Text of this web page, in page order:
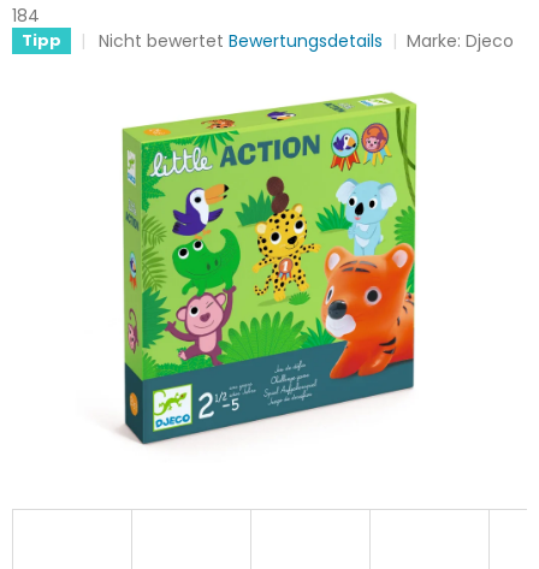
184
Tipp
Die
0,0
von
Sternen.
Nicht bewertet Bewertungsdetails Marke: Djeco